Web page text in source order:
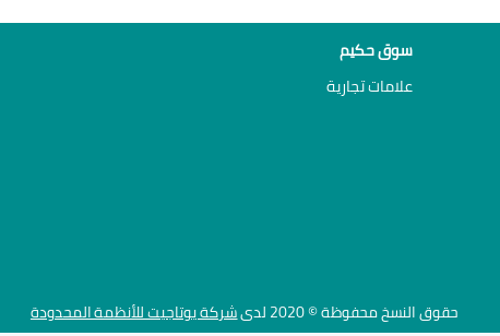
سوق حكيم
علامات تجارية
حقوق النسخ محفوظة © 2020 لدى شركة يوتاجيت للأنظمة المحدودة